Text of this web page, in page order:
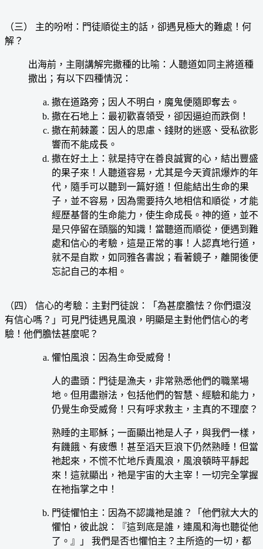
（三） 主的吩咐：門徒順從主的話，卻遇見極大的難處！何
解？
出海前，主剛講解完撒種的比喻：人聽道如同主將道種
撒出；有以下四種情況：
撒在道路旁；因人不明白，魔鬼便隨即奪去。
撒在石地上：最初歡喜領受，卻因逼迫而跌倒！
撒在荊棘叢：因人的思慮、錢財的迷惑、受私欲影
響而不能成長。
撒在好土上：就是持守在善良誠實的心，結出豐盛
的果子來！人聽道容易，尤其是今天資訊爆炸的年
代，隨手可以聽到一篇好道！但能結出生命的果
子，並不容易，因為需要持久地相信和順從，才能
經歷基督的生命能力，使生命成長。神的道，並不
是只停留在頭腦的知識！當聽道而順從，便遇到難
處和信心的考驗，這是正常的事！人認真地行道，
就不是自欺，如同雅各書說；看著鏡子，離開後便
忘記自己的本相。
（四） 信心的考驗：主對門徒說：「為甚麼膽怯？你們還沒
有信心嗎？」可見門徒遇見風浪，明顯是主對他們信心的考
驗！他們膽怯甚麼呢？
懼怕風浪：因為生命受威脅！
人的盡頭：門徒是漁夫，非常熟悉他們的職業場
地。但用盡辦法，包括他們的智慧、經驗和能力，
仍覺生命受威脅！只有呼求救主，主真的不理麼？
熟睡的主耶穌；一面顯出祂是人子，與我們一樣，
有饑餓、有疲憊！甚至滔天巨浪下仍然熟睡！但當
祂起來，不慌不忙地斥責風浪，風浪頓時平靜起
來！這就顯出，祂是宇宙的大主宰！一切完全掌握
在祂指掌之中！
門徒懼怕主：因為不認識祂是誰？「他們就大大的
懼怕，彼此說：『這到底是誰，連風和海也聽從他
了。』」 我們是否也懼怕主？主所造的一切，都